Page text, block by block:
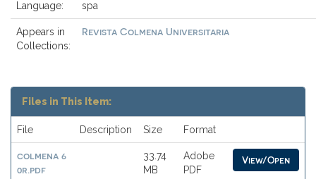
Language: spa
Appears in
Collections:
Revista Colmena Universitaria
Files in This Item:
File Description Size Format
colmena 6
0r.pdf
33.74
MB
Adobe
PDF
View/Open